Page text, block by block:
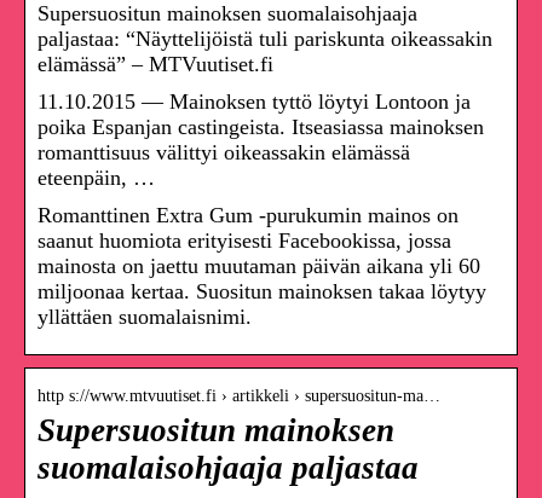
Supersuositun mainoksen suomalaisohjaaja
paljastaa: “Näyttelijöistä tuli pariskunta oikeassakin
elämässä” – MTVuutiset.fi
11.10.2015 — Mainoksen tyttö löytyi Lontoon ja
poika Espanjan castingeista. Itseasiassa mainoksen
romanttisuus välittyi oikeassakin elämässä
eteenpäin, …
Romanttinen Extra Gum -purukumin mainos on
saanut huomiota erityisesti Facebookissa, jossa
mainosta on jaettu muutaman päivän aikana yli 60
miljoonaa kertaa. Suositun mainoksen takaa löytyy
yllättäen suomalaisnimi.
http s://www.mtvuutiset.fi › artikkeli › supersuositun-ma…
Supersuositun mainoksen
suomalaisohjaaja paljastaa